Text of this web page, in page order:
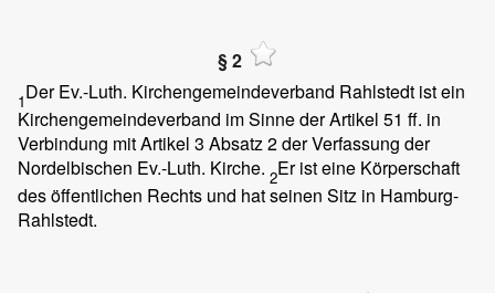
§ 2
1Der Ev.-Luth. Kirchengemeindeverband Rahlstedt ist ein
Kirchengemeindeverband im Sinne der Artikel 51 ff. in
Verbindung mit Artikel 3 Absatz 2 der Verfassung der
Nordelbischen Ev.-Luth. Kirche. 2Er ist eine Körperschaft
des öffentlichen Rechts und hat seinen Sitz in Hamburg-
Rahlstedt.